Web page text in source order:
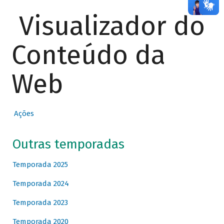
Visualizador do
Conteúdo da
Web
Ações
Outras temporadas
Temporada 2025
Temporada 2024
Temporada 2023
Temporada 2020